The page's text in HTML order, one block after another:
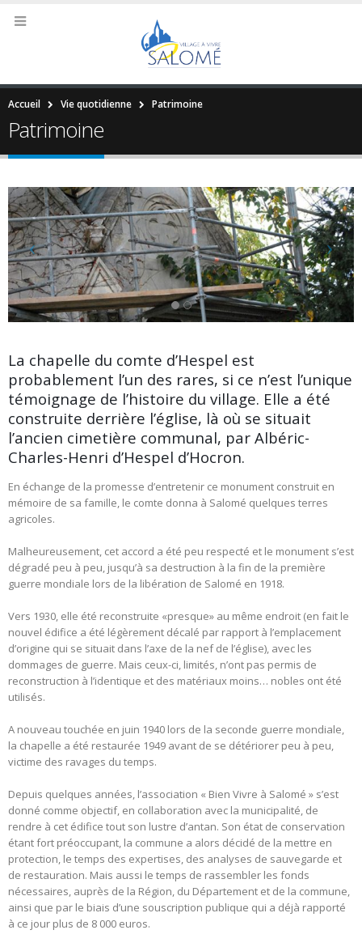
Accueil Vie quotidienne Patrimoine
Patrimoine
La chapelle du comte d’Hespel est
probablement l’un des rares, si ce n’est l’unique
témoignage de l’histoire du village. Elle a été
construite derrière l’église, là où se situait
l’ancien cimetière communal, par Albéric-
Charles-Henri d’Hespel d’Hocron.
En échange de la promesse d’entretenir ce monument construit en
mémoire de sa famille, le comte donna à Salomé quelques terres
agricoles.
Malheureusement, cet accord a été peu respecté et le monument s’est
dégradé peu à peu, jusqu’à sa destruction à la fin de la première
guerre mondiale lors de la libération de Salomé en 1918.
Vers 1930, elle été reconstruite «presque» au même endroit (en fait le
nouvel édifice a été légèrement décalé par rapport à l’emplacement
d’origine qui se situait dans l’axe de la nef de l’église), avec les
dommages de guerre. Mais ceux-ci, limités, n’ont pas permis de
reconstruction à l’identique et des matériaux moins… nobles ont été
utilisés.
A nouveau touchée en juin 1940 lors de la seconde guerre mondiale,
la chapelle a été restaurée 1949 avant de se détériorer peu à peu,
victime des ravages du temps.
Depuis quelques années, l’association « Bien Vivre à Salomé » s’est
donné comme objectif, en collaboration avec la municipalité, de
rendre à cet édifice tout son lustre d’antan. Son état de conservation
étant fort préoccupant, la commune a alors décidé de la mettre en
protection, le temps des expertises, des analyses de sauvegarde et
de restauration. Mais aussi le temps de rassembler les fonds
nécessaires, auprès de la Région, du Département et de la commune,
ainsi que par le biais d’une souscription publique qui a déjà rapporté
à ce jour plus de 8 000 euros.